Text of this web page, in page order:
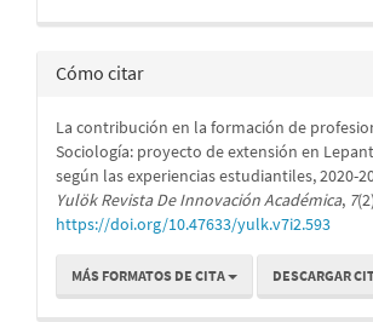
Cómo citar
La contribución en la formación de
Sociología: proyecto de extensión en
según las experiencias estudiantiles, 2020-
Yulök Revista De Innovación Académica, 7
https://doi.org/10.47633/yulk.v7i2.593
MÁS FORMATOS DE CITA DESCARGAR